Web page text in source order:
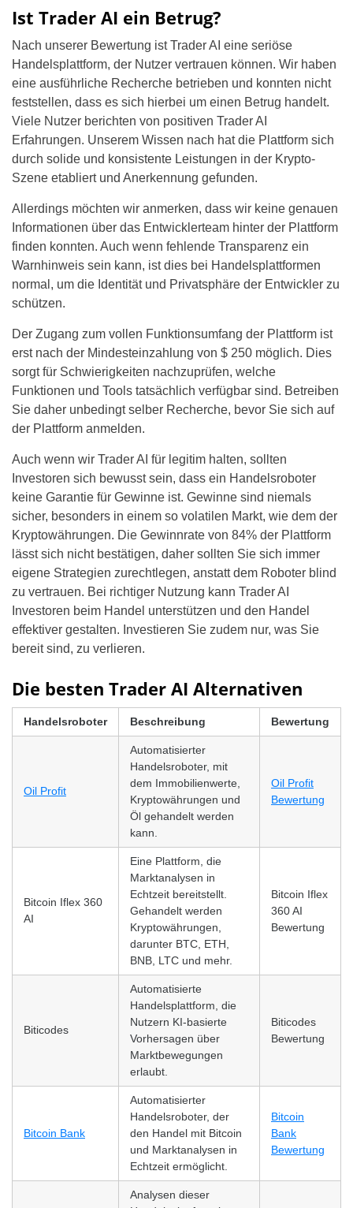
Ist Trader AI ein Betrug?
Nach unserer Bewertung ist Trader AI eine seriöse
Handelsplattform, der Nutzer vertrauen können. Wir haben
eine ausführliche Recherche betrieben und konnten nicht
feststellen, dass es sich hierbei um einen Betrug handelt.
Viele Nutzer berichten von positiven Trader AI
Erfahrungen. Unserem Wissen nach hat die Plattform sich
durch solide und konsistente Leistungen in der Krypto-
Szene etabliert und Anerkennung gefunden.
Allerdings möchten wir anmerken, dass wir keine genauen
Informationen über das Entwicklerteam hinter der Plattform
finden konnten. Auch wenn fehlende Transparenz ein
Warnhinweis sein kann, ist dies bei Handelsplattformen
normal, um die Identität und Privatsphäre der Entwickler zu
schützen.
Der Zugang zum vollen Funktionsumfang der Plattform ist
erst nach der Mindesteinzahlung von $ 250 möglich. Dies
sorgt für Schwierigkeiten nachzuprüfen, welche
Funktionen und Tools tatsächlich verfügbar sind. Betreiben
Sie daher unbedingt selber Recherche, bevor Sie sich auf
der Plattform anmelden.
Auch wenn wir Trader AI für legitim halten, sollten
Investoren sich bewusst sein, dass ein Handelsroboter
keine Garantie für Gewinne ist. Gewinne sind niemals
sicher, besonders in einem so volatilen Markt, wie dem der
Kryptowährungen. Die Gewinnrate von 84% der Plattform
lässt sich nicht bestätigen, daher sollten Sie sich immer
eigene Strategien zurechtlegen, anstatt dem Roboter blind
zu vertrauen. Bei richtiger Nutzung kann Trader AI
Investoren beim Handel unterstützen und den Handel
effektiver gestalten. Investieren Sie zudem nur, was Sie
bereit sind, zu verlieren.
Die besten Trader AI Alternativen
Handelsroboter Beschreibung Bewertung
Oil Profit
Automatisierter
Handelsroboter, mit
dem Immobilienwerte,
Kryptowährungen und
Öl gehandelt werden
kann.
Oil Profit
Bewertung
Bitcoin Iflex 360
AI
Eine Plattform, die
Marktanalysen in
Echtzeit bereitstellt.
Gehandelt werden
Kryptowährungen,
darunter BTC, ETH,
BNB, LTC und mehr.
Bitcoin Iflex
360 AI
Bewertung
Biticodes
Automatisierte
Handelsplattform, die
Nutzern KI-basierte
Vorhersagen über
Marktbewegungen
erlaubt.
Biticodes
Bewertung
Bitcoin Bank
Automatisierter
Handelsroboter, der
den Handel mit Bitcoin
und Marktanalysen in
Echtzeit ermöglicht.
Bitcoin
Bank
Bewertung
Analysen dieser